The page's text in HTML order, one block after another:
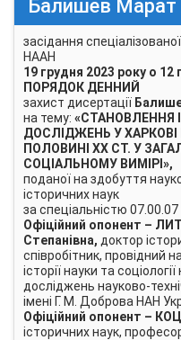
Балишев Марат
засідання
НААН
19 грудня 2023 року о 12
ПОРЯДОК ДЕННИЙ
захист дисертації
на тему: «СТАНОВЛЕННЯ
ДОСЛІДЖЕНЬ У ХАРКОВІ
ПОЛОВИНІ ХХ СТ. У
СОЦІАЛЬНОМУ ВИМІРІ »,
поданої на здобуття
історичних наук
за спеціальністю 07.00.07
Офіційний опонент –
Степанівна, доктор
співробітник, провідний
історії науки та
досліджень науково-
імені Г. М. Доброва НАН
Офіційний опонент –
історичних наук,